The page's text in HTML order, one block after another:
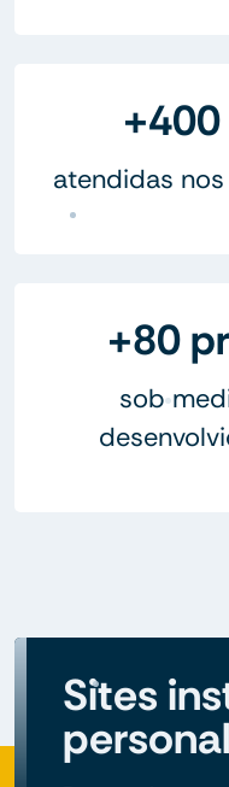
atendidas
+80
sob
Sites